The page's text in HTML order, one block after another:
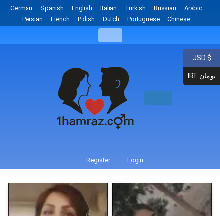
German Spanish English Italian Turkish Russian
Arabic
Persian
French Polish Dutch Portuguese Chinese
Register Login
USD $
IRT تومان